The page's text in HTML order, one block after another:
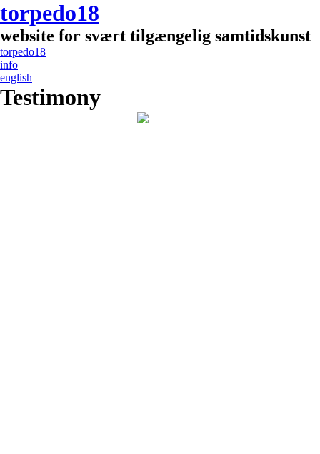
torpedo18
website for svært tilgængelig samtidskunst
torpedo18
info
english
Testimony